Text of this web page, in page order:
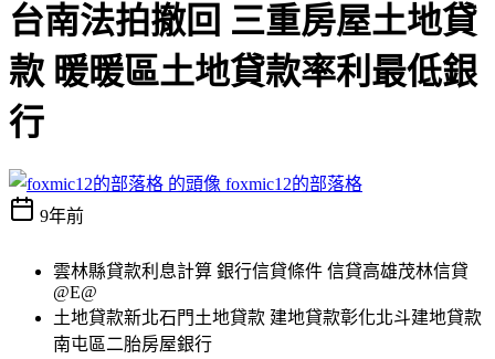
台南法拍撤回 三重房屋土地貸
款 暖暖區土地貸款率利最低銀
行
foxmic12的部落格
9年前
雲林縣貸款利息計算 銀行信貸條件 信貸高雄茂林信貸
@E@
土地貸款新北石門土地貸款 建地貸款彰化北斗建地貸款
南屯區二胎房屋銀行